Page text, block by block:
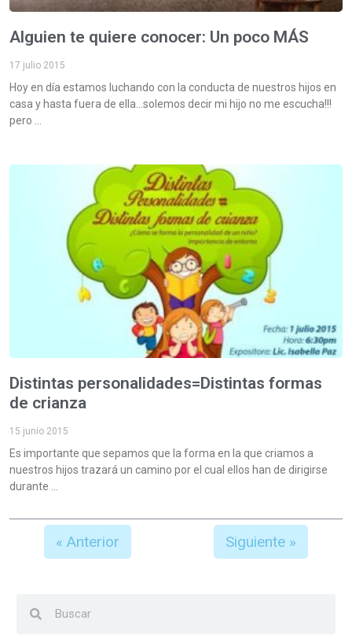
Alguien te quiere conocer: Un poco MÁS
17 julio 2015
Hoy en día estamos luchando con la conducta de nuestros hijos en
casa y hasta fuera de ella…solemos decir mi hijo no me escucha!!!
pero
Distintas personalidades=Distintas formas
de crianza
15 junio 2015
Es importante que sepamos que la forma en la que criamos a
nuestros hijos trazará un camino por el cual ellos han de dirigirse
durante
« Anterior Siguiente »